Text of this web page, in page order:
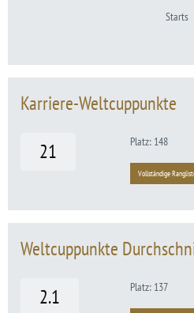
Starts
Karriere-Weltcuppunkte
21
Platz: 148
Vollständige
Weltcuppunkte
2.1
Platz: 137